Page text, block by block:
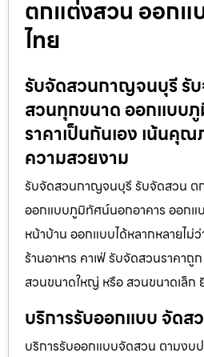
ตกแต่งสวน ออก
ไทย
รับจัดสวนกาญจนบุรี รั
สวนทุกขนาด ออกแบบ
ราคาเป็นกันเอง เน้นคุ
ความสวยงาม
รับจัดสวนกาญจนบุรี รับจัดสวน ต
ออกแบบภูมิทัศน์นอกอาคาร ออก
หน้าบ้าน ออกแบบได้หลากหลายไม่
ร้านอาหาร คาเฟ่ รับจัดสวนราคา
สวนขนาดใหญ่ หรือ สวนขนาดเล็ก
บริการรับออกแบบ จัดส
บริการรับออกแบบจัดสวน ตามงบ